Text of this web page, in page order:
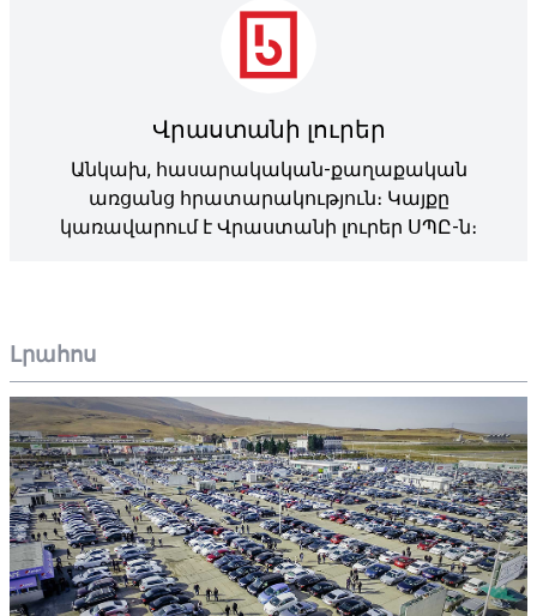
Լրահոս
Վրաստանի լուրեր
Անկախ, հասարակական-քաղաքական
առցանց հրատարակություն։ Կայքը
կառավարում է Վրաստանի լուրեր ՍՊԸ-ն։